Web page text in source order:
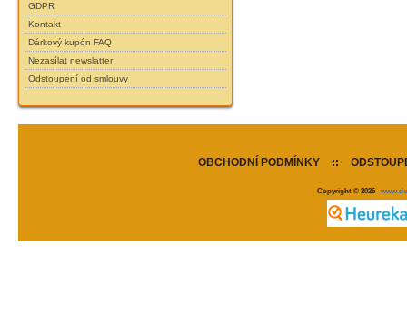
GDPR
Kontakt
Dárkový kupón FAQ
Nezasílat newslatter
Odstoupení od smlouvy
OBCHODNÍ PODMÍNKY ::
Copyright © 2026